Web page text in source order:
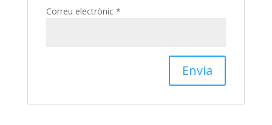
Correu electrònic *